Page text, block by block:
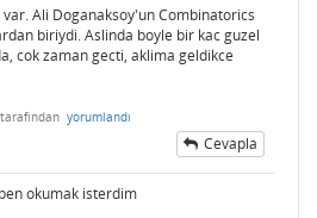
Ali Doganaksoy'un Combinatorics
biriydi. Aslinda boyle bir kac guzel
cok zaman gecti, aklima geldikce
tarafından yorumlandı
Cevapla
okumak isterdim